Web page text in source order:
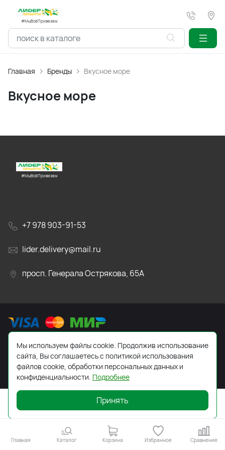
#МыВсёПривезем
Главная Бренды Вкусное море
Вкусное море
#МыВсёПривезем
+7 978 903-91-53
lider.delivery@mail.ru
просп. Генерала Острякова, 65А
2026 © Все права защищены. Работает наReadyScript
Главная Каталог Корзина Избранное Сравнение
Мы используем файлы cookie. Продолжив использование
сайта, Вы соглашаетесь с политикой использования
файлов cookie, обработки персональных данных и
конфиденциальности. Подробнее
Принять